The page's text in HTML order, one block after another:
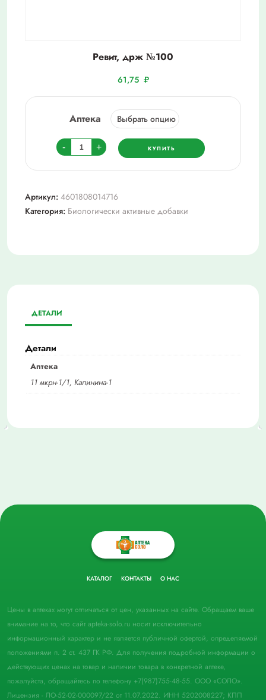
Ревит, држ №100
61,75 ₽
Аптека
-
Количество
товара
Ревит,
№100
+ КУПИТЬ
Артикул: 4601808014716
Категория: Биологически активные добавки
ДЕТАЛИ
Детали
Аптека
11 мкрн-1/1, Калинина-1
КАТАЛОГ КОНТАКТЫ О НАС
Цены в аптеках могут отличаться от цен, указанных на сайте. Обращаем ваше
внимание на то, что сайт apteka-solo.ru носит исключительно
информационный характер и не является публичной офертой, определяемой
положениями п. 2 ст. 437 ГК РФ. Для получения подробной информации о
действующих ценах на товар и наличии товара в конкретной аптеке,
пожалуйста, обращайтесь по телефону +7(987)755-48-55. ООО «СОЛО».
Лицензия - ЛО-52-02-000097/22 от 11.07.2022. ИНН 5202008227; КПП